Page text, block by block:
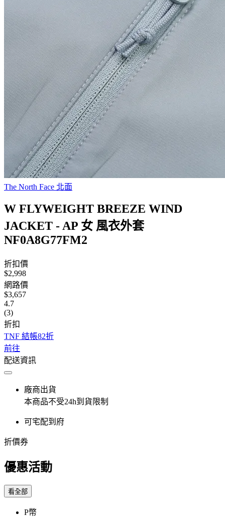
The North Face 北面
W FLYWEIGHT BREEZE WIND
JACKET - AP 女 風衣外套
NF0A8G77FM2
折扣價
$2,998
網路價
$3,657
4.7
(3)
折扣
TNF 結帳82折
前往
配送資訊
廠商出貨
本商品不受24h到貨限制
可宅配到府
折價券
優惠活動
看全部
P幣